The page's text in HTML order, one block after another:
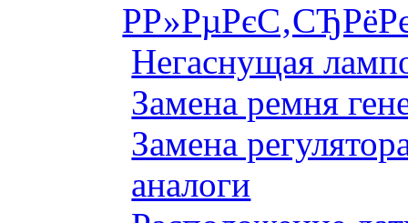
Негаснущая
Замена ремня
Замена
аналоги